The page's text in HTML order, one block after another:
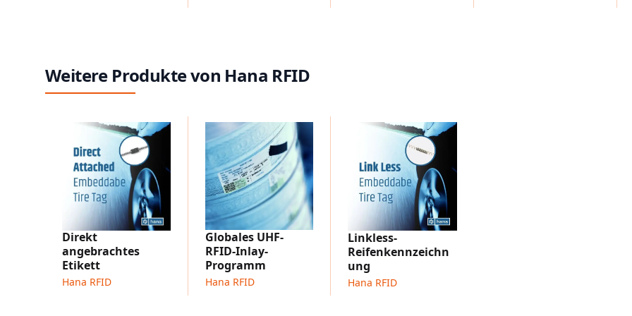
Weitere Produkte von Hana RFID
Direkt
angebrachtes
Etikett
Hana RFID
Globales UHF-
RFID-Inlay-
Programm
Hana RFID
Linkless-
Reifenkennzeichn
ung
Hana RFID